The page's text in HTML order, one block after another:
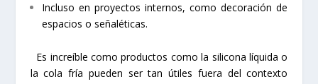
Incluso en proyectos internos, como decoración de
espacios o señaléticas.
Es increíble como productos como la silicona líquida o
la cola fría pueden ser tan útiles fuera del contexto